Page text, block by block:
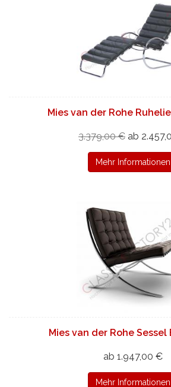
Mies van der Rohe
3.379,00 € ab
Mehr Informationen
Mies van der Rohe Sessel
ab 1.947,00 €
Mehr Informationen